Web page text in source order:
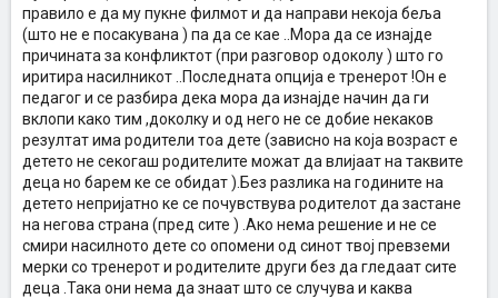
Многу сум загрижена, а не знам како да му помогнам. Секој совет
е добредојден.
правило е да му пукне филмот и да направи некоја беља
(што не е посакувана ) па да се кае ..Мора да се изнајде
причината за конфликтот (при разговор одоколу ) што го
иритира насилникот ..Последната опција е тренерот !Он е
педагог и се разбира дека мора да изнајде начин да ги
вклопи како тим ,доколку и од него не се добие некаков
резултат има родители тоа дете (зависно на која возраст е
детето не секогаш родителите можат да влијаат на таквите
деца но барем ке се обидат ).Без разлика на годините на
детето непријатно ке се почувствува родителот да застане
на негова страна (пред сите ) .Ако нема решение и не се
смири насилното дете со опомени од синот твој превземи
мерки со тренерот и родителите други без да гледаат сите
деца .Така они нема да знаат што се случува и каква